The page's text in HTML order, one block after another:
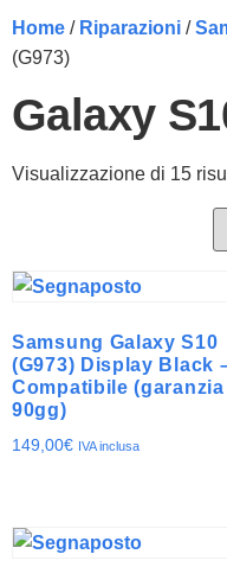
Home / Riparazioni /
(G973)
Galaxy
Visualizzazione di 15
Samsung Galaxy S10
(G973) Display Black
Compatibile (garanzia
90gg)
149,00€ IVA inclusa